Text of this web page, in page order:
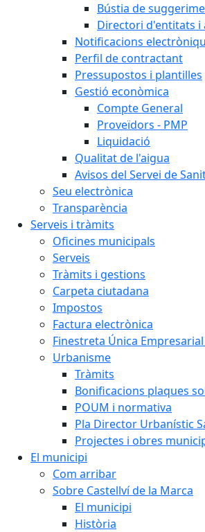
Bústia de
Directori d'entitats i
Notificacions
Perfil de contractant
Pressupostos i plantilles
Gestió econòmica
Compte General
Proveïdors - PMP
Liquidació
Qualitat de l'aigua
Avisos del Servei de
Seu electrònica
Transparència
Serveis i tràmits
Oficines municipals
Serveis
Tràmits i gestions
Carpeta ciutadana
Impostos
Factura electrònica
Finestreta Única Empresarial
Urbanisme
Tràmits
Bonificacions plaques
POUM i normativa
Pla Director Urbanístic
Projectes i obres
El municipi
Com arribar
Sobre Castellví de la Marca
El municipi
Història